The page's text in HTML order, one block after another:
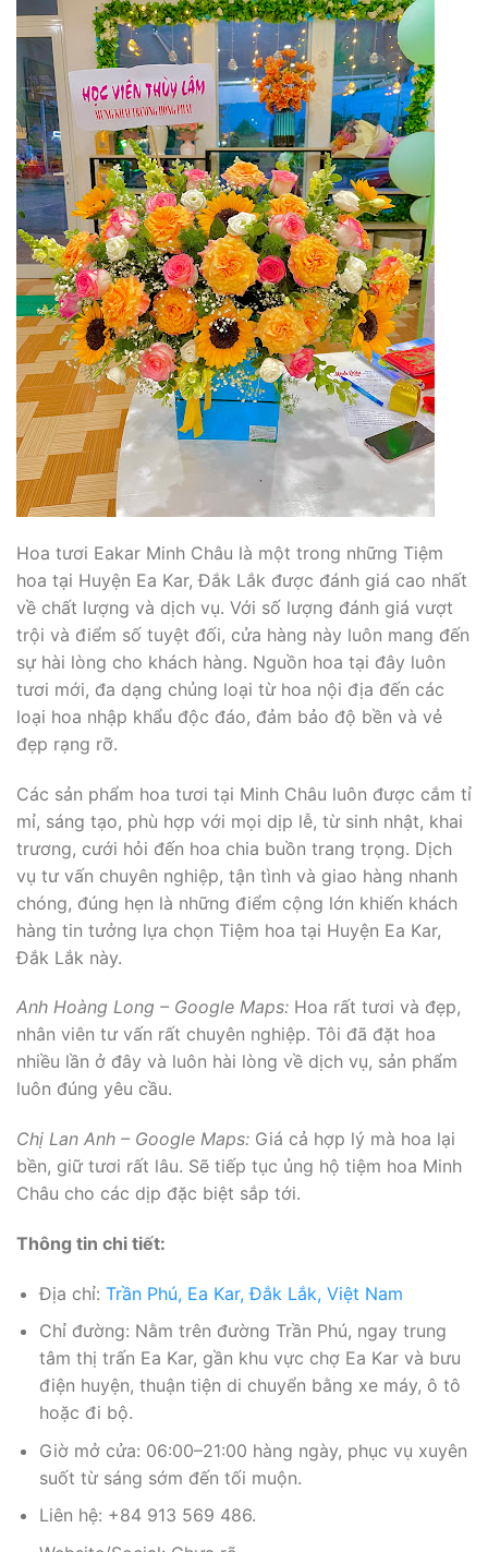
Hoa tươi Eakar Minh Châu là một trong những Tiệm
hoa tại Huyện Ea Kar, Đắk Lắk được đánh giá cao nhất
về chất lượng và dịch vụ. Với số lượng đánh giá vượt
trội và điểm số tuyệt đối, cửa hàng này luôn mang đến
sự hài lòng cho khách hàng. Nguồn hoa tại đây luôn
tươi mới, đa dạng chủng loại từ hoa nội địa đến các
loại hoa nhập khẩu độc đáo, đảm bảo độ bền và vẻ
đẹp rạng rỡ.
Các sản phẩm hoa tươi tại Minh Châu luôn được cắm tỉ
mỉ, sáng tạo, phù hợp với mọi dịp lễ, từ sinh nhật, khai
trương, cưới hỏi đến hoa chia buồn trang trọng. Dịch
vụ tư vấn chuyên nghiệp, tận tình và giao hàng nhanh
chóng, đúng hẹn là những điểm cộng lớn khiến khách
hàng tin tưởng lựa chọn Tiệm hoa tại Huyện Ea Kar,
Đắk Lắk này.
Anh Hoàng Long – Google Maps: Hoa rất tươi và đẹp,
nhân viên tư vấn rất chuyên nghiệp. Tôi đã đặt hoa
nhiều lần ở đây và luôn hài lòng về dịch vụ, sản phẩm
luôn đúng yêu cầu.
Chị Lan Anh – Google Maps: Giá cả hợp lý mà hoa lại
bền, giữ tươi rất lâu. Sẽ tiếp tục ủng hộ tiệm hoa Minh
Châu cho các dịp đặc biệt sắp tới.
Thông tin chi tiết:
Địa chỉ: Trần Phú, Ea Kar, Đắk Lắk, Việt Nam
Chỉ đường: Nằm trên đường Trần Phú, ngay trung
tâm thị trấn Ea Kar, gần khu vực chợ Ea Kar và bưu
điện huyện, thuận tiện di chuyển bằng xe máy, ô tô
hoặc đi bộ.
Giờ mở cửa: 06:00–21:00 hàng ngày, phục vụ xuyên
suốt từ sáng sớm đến tối muộn.
Liên hệ: +84 913 569 486.